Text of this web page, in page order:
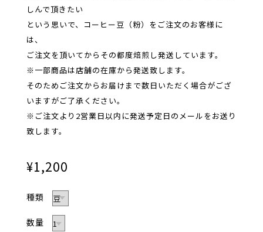
しんで頂きたい
という思いで、コーヒー豆（粉）をご注文のお客様に
は、
ご注文を頂いてからその都度焙煎し発送しています。
※一部商品は店舗の在庫から発送致します。
そのためご注文からお届けまで数日いただく場合がござ
いますがご了承ください。
※ご注文より2営業日以内に発送予定日のメールをお送り
致します。
¥1,200
種類
数量